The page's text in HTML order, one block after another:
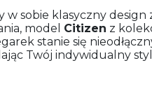
w sobie klasyczny design
model Citizen z
stanie się
Twój indywidualny